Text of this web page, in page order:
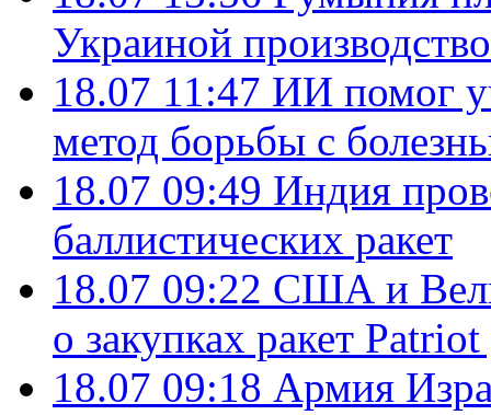
Украиной
18.07 11:47 ИИ помог
метод борьбы с
18.07 09:49 Индия
баллистических ракет
18.07 09:22 США и
о закупках ракет
18.07 09:18 Армия